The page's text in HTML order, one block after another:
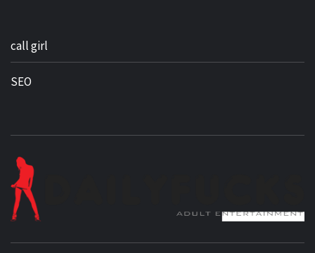
call girl
SEO